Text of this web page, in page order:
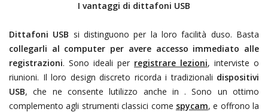
I vantaggi di dittafoni USB
Dittafoni USB si distinguono per la loro facilità duso. Basta
collegarli al computer per avere accesso immediato alle
registrazioni. Sono ideali per registrare lezioni, interviste o
riunioni. Il loro design discreto ricorda i tradizionali dispositivi
USB, che ne consente lutilizzo anche in . Sono un ottimo
complemento agli strumenti classici come spycam, e offrono la